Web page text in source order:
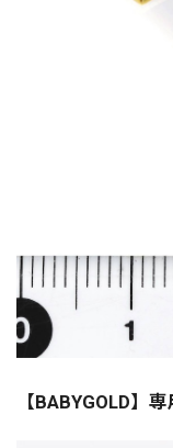
【BABYGOLD】